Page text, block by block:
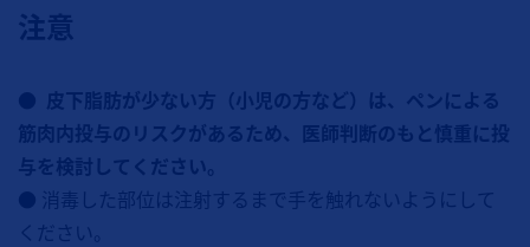
注意
● 皮下脂肪が少ない方（小児の方など）は、ペンによる
筋肉内投与のリスクがあるため、医師判断のもと慎重に投
与を検討してください。
● 消毒した部位は注射するまで手を触れないようにして
ください。